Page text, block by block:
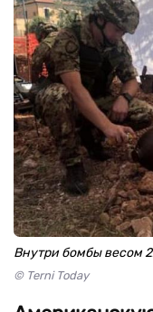
Внутри бомбы весом
© Terni Today